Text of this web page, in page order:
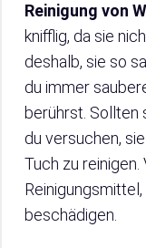
Reinigung von
knifflig, da sie
deshalb, sie so
du immer
berührst. Sollten
du versuchen,
Tuch zu
beschädigen.